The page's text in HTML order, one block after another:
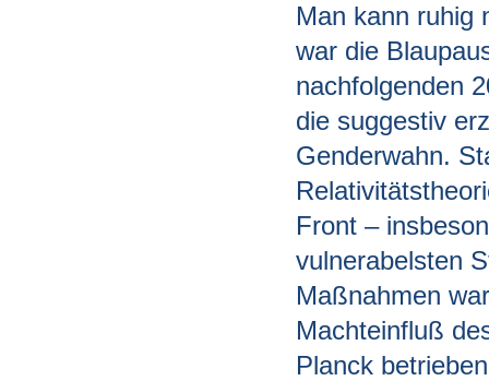
Man kann ruhig
war die
nachfolgenden
die suggestiv
Genderwahn.
Front –
vulnerabelsten
Maßnahmen
Machteinfluß
Planck